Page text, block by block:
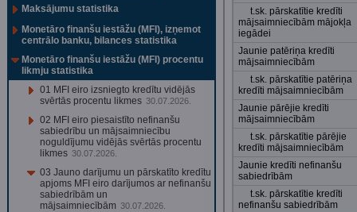
Maksājumu statistika
Monetāro finanšu iestāžu (MFI), izņemot
centrālo banku, bilances statistika
Monetāro finanšu iestāžu (MFI) procentu
likmju statistika
01 MFI eiro izsniegto kredītu vidējās
svērtās procentu likmes 30.07.2026.
02 MFI eiro piesaistīto nefinanšu
sabiedrību un mājsaimniecību
noguldījumu vidējās svērtās procentu
likmes 30.07.2026.
03 Jauno darījumu un pārskatīto kredītu
apjoms MFI eiro darījumos ar nefinanšu
sabiedrībām un
mājsaimniecībām 30.07.2026.
t.sk. pārskatītie kredīti
mājsaimniecībām mājokļa
iegādei
Jaunie patēriņa kredīti
mājsaimniecībām
t.sk. pārskatītie patēriņa
kredīti mājsaimniecībām
Jaunie pārējie kredīti
mājsaimniecībām
t.sk. pārskatītie pārējie
kredīti mājsaimniecībām
Jaunie kredīti nefinanšu
sabiedrībām
t.sk. pārskatītie kredīti
nefinanšu sabiedrībām